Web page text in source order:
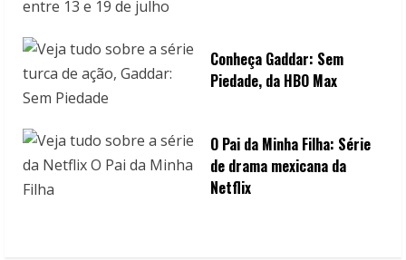
Conheça Gaddar: Sem
Piedade, da HBO Max
O Pai da Minha Filha: Série
de drama mexicana da
Netflix